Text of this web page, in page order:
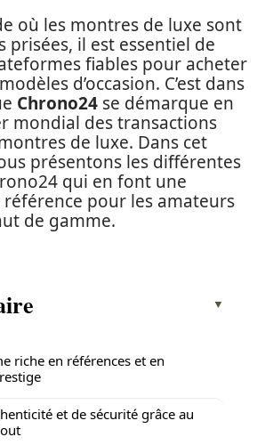
où les montres de luxe sont
prisées, il est essentiel de
fiables pour acheter
d’occasion. C’est dans
Chrono24 se démarque en
mondial des transactions
de luxe. Dans cet
présentons les différentes
qui en font une
pour les amateurs
de gamme.
riche en références et en
et de sécurité grâce au